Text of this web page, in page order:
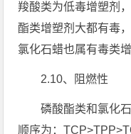
羧酸类为低毒增塑剂
酯类增塑剂大都有毒
氯化石蜡也属有毒类增
2.10、阻燃性
磷酸酯类和氯化
顺序为：